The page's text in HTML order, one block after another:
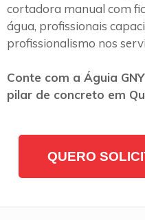
cortadora manual com
água, profissionais
profissionalismo nos
Conte com a Águia
pilar de concreto em
QUERO